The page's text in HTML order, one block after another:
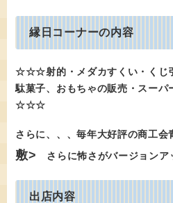
縁日コーナーの内容
☆☆☆射的・メダカすくい・くじ
駄菓子、おもちゃの販売・スー
☆☆☆
さらに、、、毎年大好評の商工会
敷> さらに怖さがバージョンア
出店内容